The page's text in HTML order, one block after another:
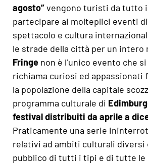
agosto”vengono turisti da tutto
partecipare ai molteplici eventi
spettacolo e cultura
le strade della città per un intero
Fringe non è l’unico evento che
richiama curiosi ed appassionati
la popolazione della capitale
programma culturale di
festival distribuiti da aprile a
Praticamente una serie
relativi ad ambiti culturali diversi
pubblico di tutti i tipi e di tutte le